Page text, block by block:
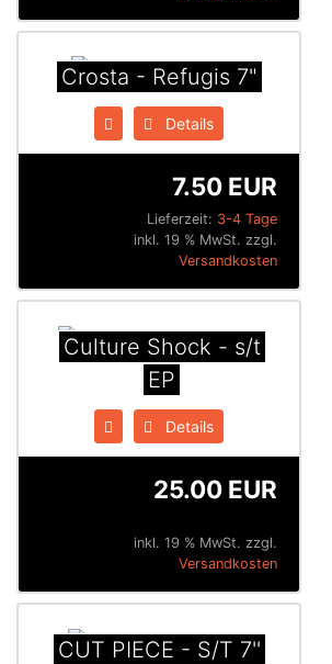
Crosta - Refugis 7"
Details
Lieferzeit: 3-4 Tage
7.50 EUR
inkl. 19 % MwSt. zzgl.
Versandkosten
Culture Shock - s/t
EP
Details
25.00 EUR
inkl. 19 % MwSt. zzgl.
Versandkosten
CUT PIECE - S​/​T 7''